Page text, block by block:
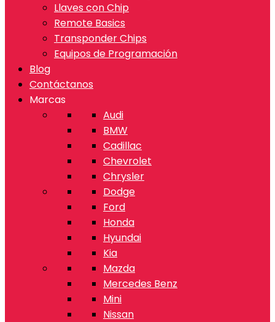
Llaves con Chip
Remote Basics
Transponder Chips
Equipos de Programación
Blog
Contáctanos
Marcas
Audi
BMW
Cadillac
Chevrolet
Chrysler
Dodge
Ford
Honda
Hyundai
Kia
Mazda
Mercedes Benz
Mini
Nissan